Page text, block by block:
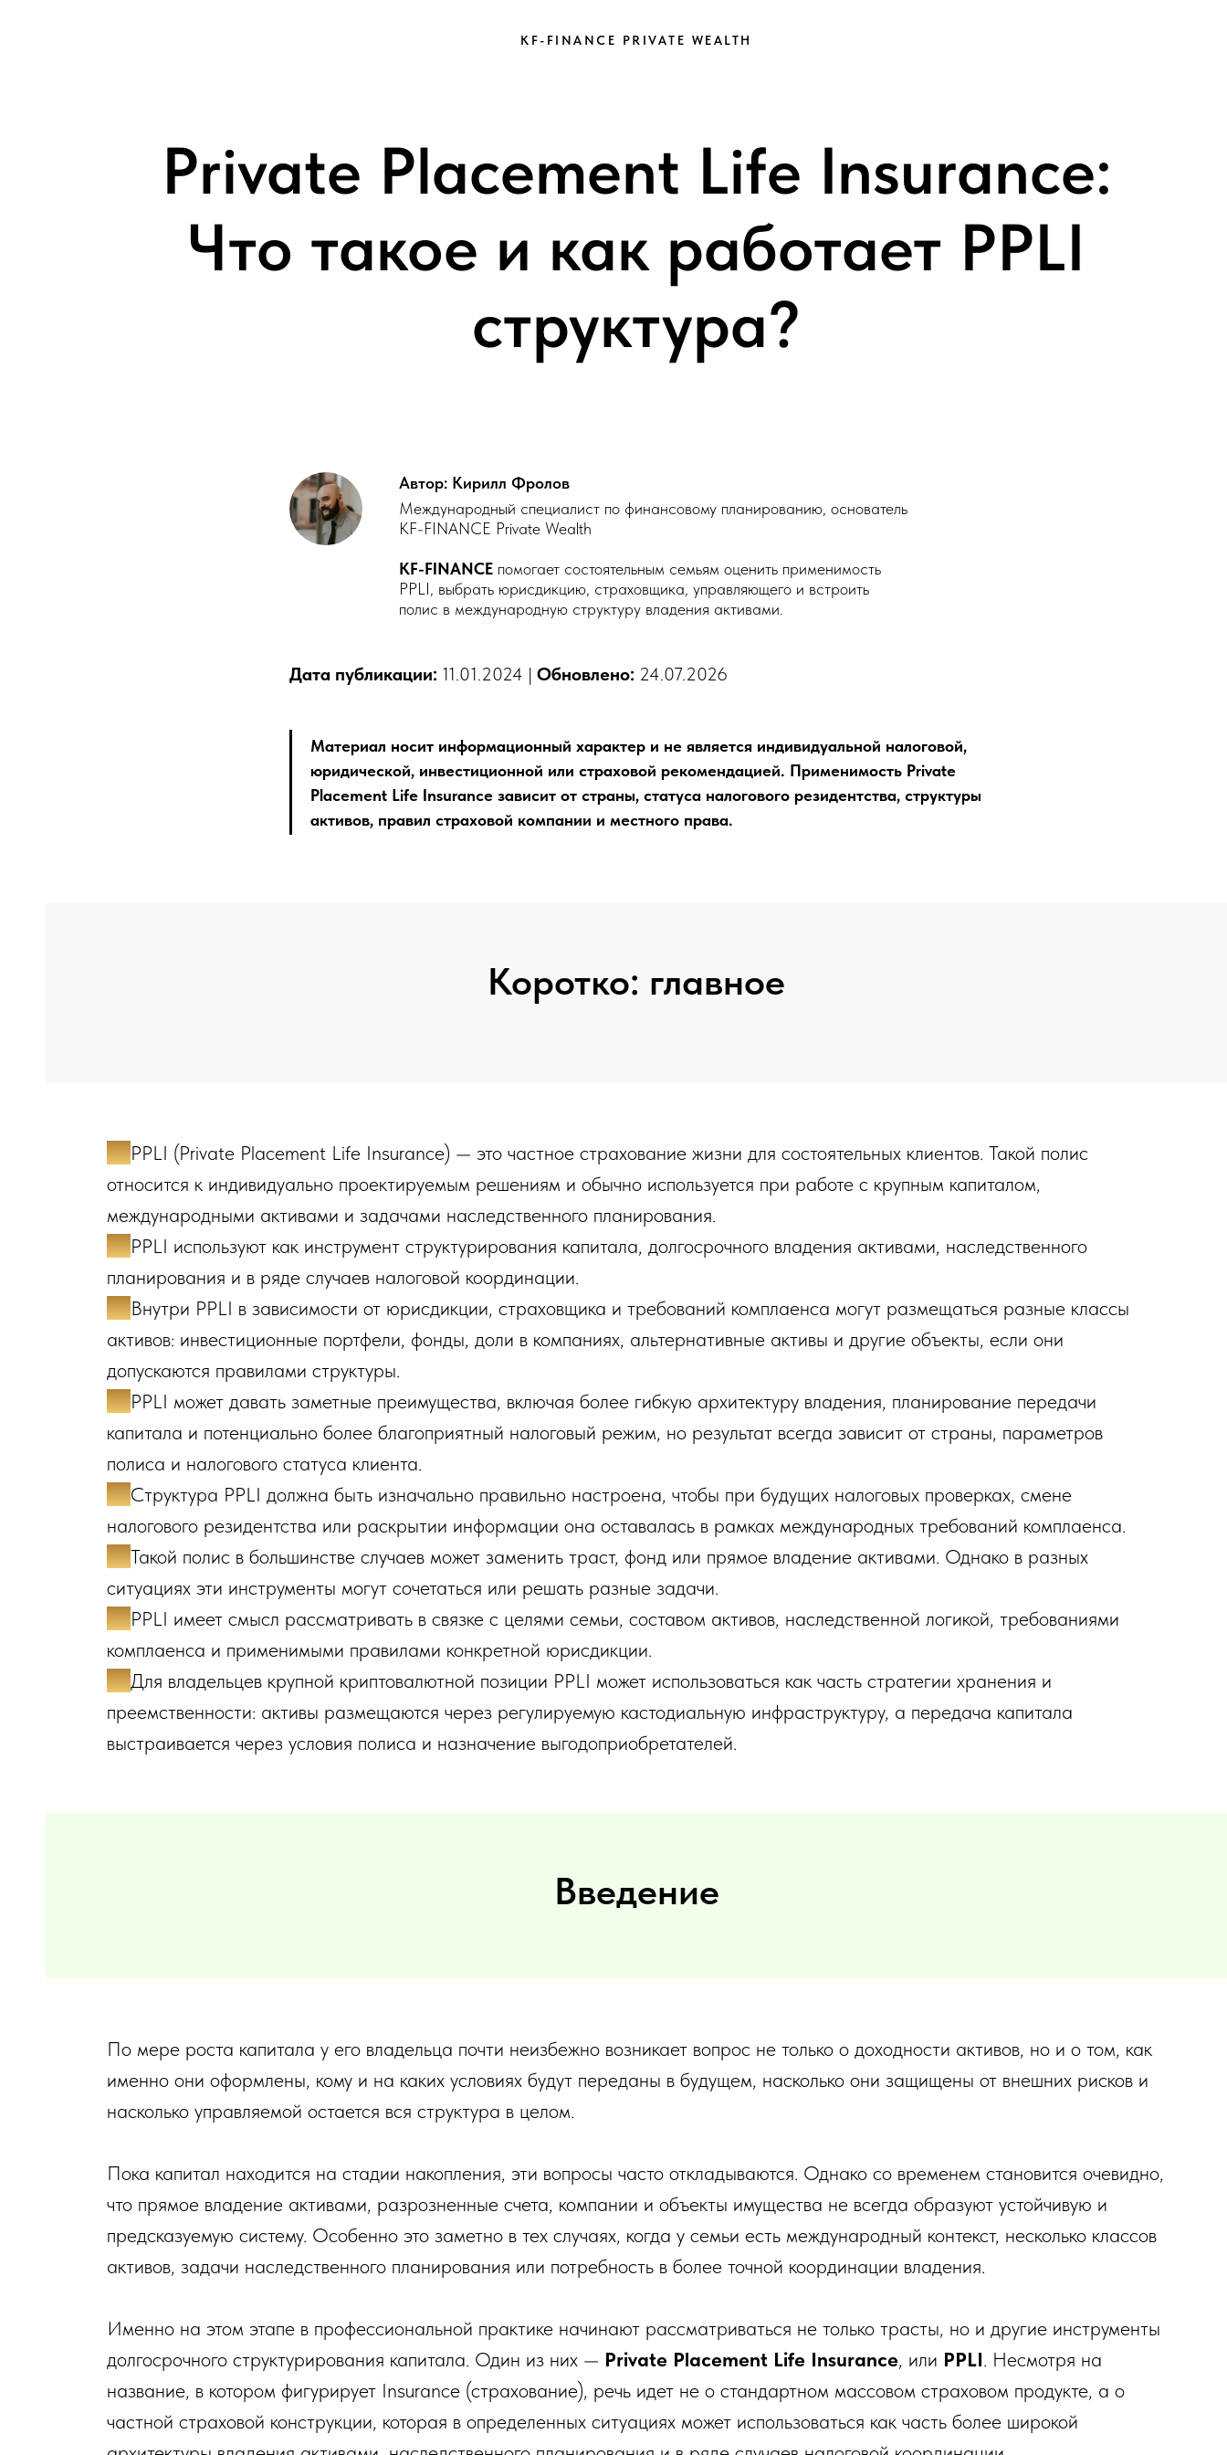
KF-FINANCE PRIVATE WEALTH
Private Placement Life Insurance:
Что такое и как работает PPLI
структура?
Автор: Кирилл Фролов
Международный специалист по финансовому планированию, основатель
KF-FINANCE Private Wealth
KF-FINANCE помогает состоятельным семьям оценить применимость
PPLI, выбрать юрисдикцию, страховщика, управляющего и встроить
полис в международную структуру владения активами.
Дата публикации: 11.01.2024 | Обновлено: 24.07.2026
Материал носит информационный характер и не является индивидуальной налоговой,
юридической, инвестиционной или страховой рекомендацией. Применимость Private
Placement Life Insurance зависит от страны, статуса налогового резидентства, структуры
активов, правил страховой компании и местного права.
Коротко: главное
✔️PPLI (Private Placement Life Insurance) — это частное страхование жизни для состоятельных клиентов. Такой полис
относится к индивидуально проектируемым решениям и обычно используется при работе с крупным капиталом,
международными активами и задачами наследственного планирования.
✔️PPLI используют как инструмент структурирования капитала, долгосрочного владения активами, наследственного
планирования и в ряде случаев налоговой координации.
✔️Внутри PPLI в зависимости от юрисдикции, страховщика и требований комплаенса могут размещаться разные классы
активов: инвестиционные портфели, фонды, доли в компаниях, альтернативные активы и другие объекты, если они
допускаются правилами структуры.
✔️PPLI может давать заметные преимущества, включая более гибкую архитектуру владения, планирование передачи
капитала и потенциально более благоприятный налоговый режим, но результат всегда зависит от страны, параметров
полиса и налогового статуса клиента.
✔️Структура PPLI должна быть изначально правильно настроена, чтобы при будущих налоговых проверках, смене
налогового резидентства или раскрытии информации она оставалась в рамках международных требований комплаенса.
✔️Такой полис в большинстве случаев может заменить траст, фонд или прямое владение активами. Однако в разных
ситуациях эти инструменты могут сочетаться или решать разные задачи.
✔️PPLI имеет смысл рассматривать в связке с целями семьи, составом активов, наследственной логикой, требованиями
комплаенса и применимыми правилами конкретной юрисдикции.
✔️Для владельцев крупной криптовалютной позиции PPLI может использоваться как часть стратегии хранения и
преемственности: активы размещаются через регулируемую кастодиальную инфраструктуру, а передача капитала
выстраивается через условия полиса и назначение выгодоприобретателей.
Введение
По мере роста капитала у его владельца почти неизбежно возникает вопрос не только о доходности активов, но и о том, как
именно они оформлены, кому и на каких условиях будут переданы в будущем, насколько они защищены от внешних рисков и
насколько управляемой остается вся структура в целом.
Пока капитал находится на стадии накопления, эти вопросы часто откладываются. Однако со временем становится очевидно,
что прямое владение активами, разрозненные счета, компании и объекты имущества не всегда образуют устойчивую и
предсказуемую систему. Особенно это заметно в тех случаях, когда у семьи есть международный контекст, несколько классов
активов, задачи наследственного планирования или потребность в более точной координации владения.
Именно на этом этапе в профессиональной практике начинают рассматриваться не только трасты, но и другие инструменты
долгосрочного структурирования капитала. Один из них — Private Placement Life Insurance, или PPLI. Несмотря на
название, в котором фигурирует Insurance (страхование), речь идет не о стандартном массовом страховом продукте, а о
частной страховой конструкции, которая в определенных ситуациях может использоваться как часть более широкой